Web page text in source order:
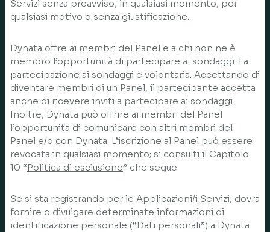
Servizi senza preavviso, in qualsiasi momento, per
qualsiasi motivo o senza giustificazione.
Dynata offre ai membri del Panel e a chi non ne è
membro l’opportunità di partecipare ai sondaggi. La
partecipazione ai sondaggi è volontaria. Accettando di
diventare membri di un Panel, il partecipante accetta
anche di ricevere inviti a partecipare ai sondaggi.
Inoltre, Dynata può offrire ai membri del Panel
l’opportunità di comunicare con altri membri del
Panel e/o con Dynata. L’iscrizione al Panel può essere
revocata in qualsiasi momento; si consulti il Capitolo
10 “Politica di esclusione” che segue.
Se si sta registrando per le Applicazioni/i Servizi, dovrà
fornire o divulgare determinate informazioni di
identificazione personale (“Dati personali”) a Dynata.